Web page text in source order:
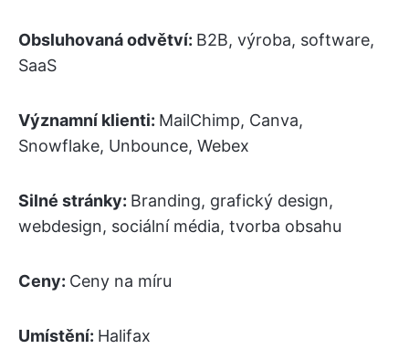
Obsluhovaná odvětví: B2B, výroba, software,
SaaS
Významní klienti: MailChimp, Canva,
Snowflake, Unbounce, Webex
Silné stránky: Branding, grafický design,
webdesign, sociální média, tvorba obsahu
Ceny: Ceny na míru
Umístění: Halifax